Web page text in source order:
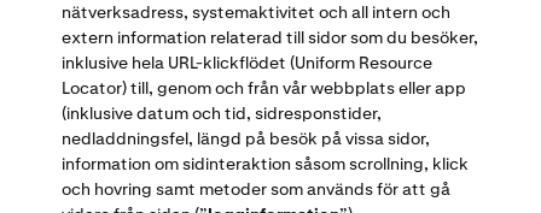
nätverksadress, systemaktivitet och all intern och
extern information relaterad till sidor som du besöker,
inklusive hela URL-klickflödet (Uniform Resource
Locator) till, genom och från vår webbplats eller app
(inklusive datum och tid, sidresponstider,
nedladdningsfel, längd på besök på vissa sidor,
information om sidinteraktion såsom scrollning, klick
och hovring samt metoder som används för att gå